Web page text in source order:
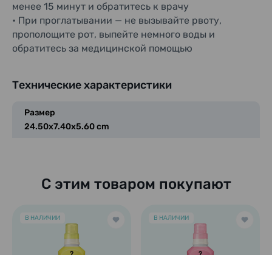
менее 15 минут и обратитесь к врачу
• При проглатывании — не вызывайте рвоту,
прополощите рот, выпейте немного воды и
обратитесь за медицинской помощью
Технические характеристики
Размер
24.50x7.40x5.60 cm
С этим товаром покупают
В НАЛИЧИИ В НАЛИЧИИ